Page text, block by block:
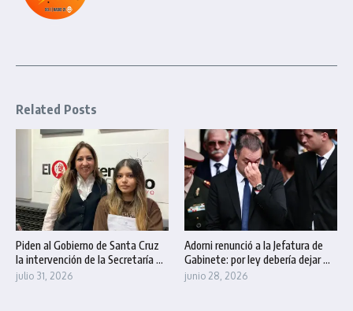
Related Posts
Piden al Gobierno de Santa Cruz
la intervención de la Secretaría ...
julio 31, 2026
Adorni renunció a la Jefatura de
Gabinete: por ley debería dejar ...
junio 28, 2026